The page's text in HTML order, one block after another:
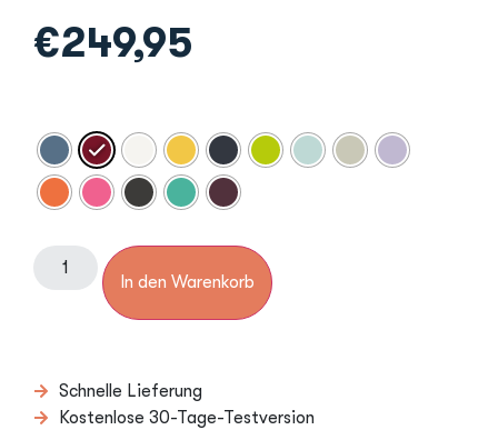
€249,95
In den Warenkorb
Schnelle Lieferung
Kostenlose 30-Tage-Testversion